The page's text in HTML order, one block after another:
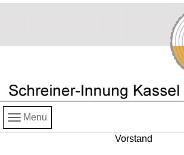
Menu
Vorstand